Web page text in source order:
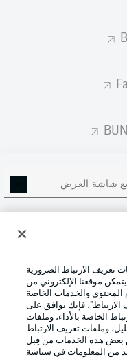
شاشة العرض
تعريف الارتباط الضرورية
موقعنا الإلكتروني من
والخدمات الخاصة
فإنك توافق على
الخاصة بالأداء، وملفات
وملفات تعريف الارتباط
بعض هذه الخدمات من قِبل
من المعلومات في سياسة